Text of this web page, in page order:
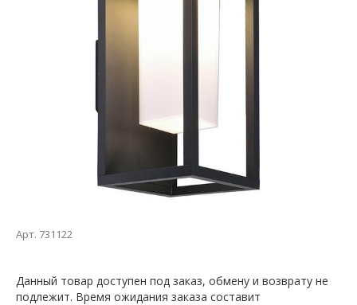
Арт. 731122
Данный товар доступен под заказ, обмену и возврату не
подлежит. Время ожидания заказа составит